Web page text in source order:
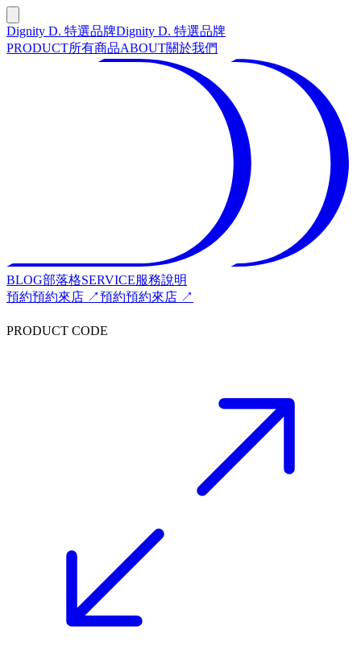
Dignity D. 特選品牌Dignity D. 特選品牌
PRODUCT所有商品ABOUT關於我們
BLOG部落格SERVICE服務說明
預約預約來店 ↗預約預約來店 ↗
PRODUCT CODE